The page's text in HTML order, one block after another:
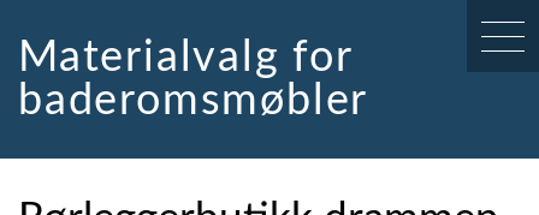
contentMaterialvalg for
baderomsmøbler